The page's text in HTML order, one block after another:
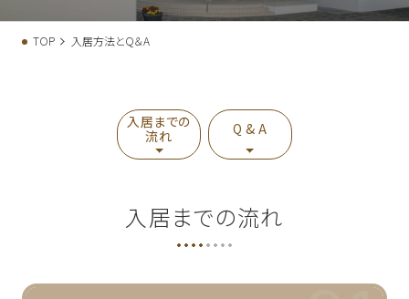
TOP 入居方法とQ＆A
入居までの
流れ
Q & A
入居までの流れ